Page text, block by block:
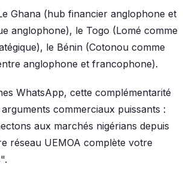
Ghana (hub financier anglophone et
anglophone), le Togo (Lomé comme
le Bénin (Cotonou comme
anglophone et francophone).
WhatsApp, cette complémentarité
commerciaux puissants :
aux marchés nigérians depuis
réseau UEMOA complète votre